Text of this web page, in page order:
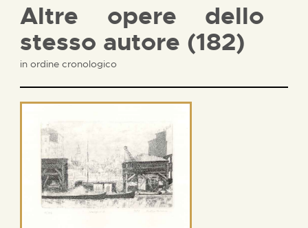
Altre opere dello
stesso autore (182)
in ordine cronologico